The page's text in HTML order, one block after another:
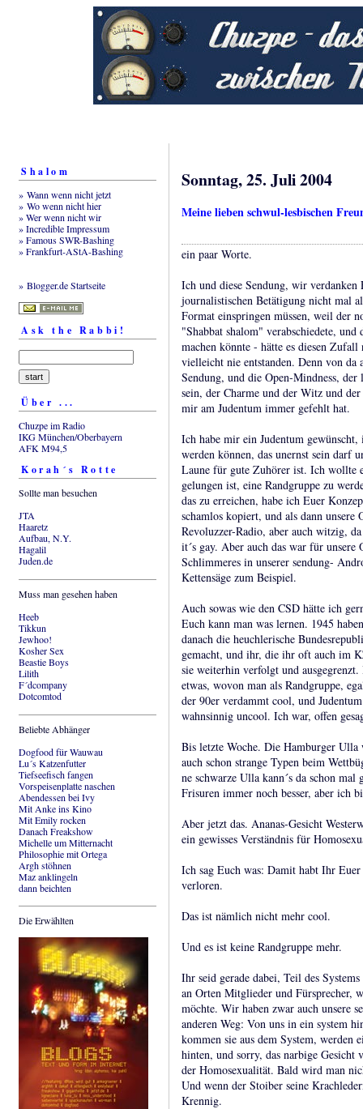
Shalom
» Wann wenn nicht jetzt
» Wo wenn nicht hier
» Wer wenn nicht wir
» Incredible Impressum
» Famous SWR-Bashing
» Frankfurt-AStA-Bashing
» Blogger.de Startseite
Ask the Rabbi!
Über ...
Chuzpe im Radio
IKG München/Oberbayern
AFK M94,5
Korah´s Rotte
Sollte man besuchen
JTA
Haaretz
Aufbau, N.Y.
Hagalil
Juden.de
Muss man gesehen haben
Heeb
Tikkun
Jewhoo!
Kosher Sex
Beastie Boys
Lilith
F´dcompany
Dotcomtod
Beliebte Abhänger
Dogfood für Wauwau
Lu´s Katzenfutter
Tiefseefisch fangen
Vorspeisenplatte naschen
Abendessen bei Ivy
Mit Anke ins Kino
Mit Emily rocken
Danach Freakshow
Michelle um Mitternacht
Philosophie mit Ortega
Argh stöhnen
Maz anklingeln
dann beichten
Die Erwählten
Sonntag, 25. Juli 2004
Meine lieben schwul-lesbischen
ein paar Worte.
Ich und diese Sendung, wir
journalistischen Betätigung nicht mal
Format einspringen müssen, weil der
"Shabbat shalom" verabschiedete,
machen könnte - hätte es diesen
vielleicht nie entstanden. Denn von
Sendung, und die Open-Mindness,
sein, der Charme und der Witz und
mir am Judentum immer gefehlt hat.
Ich habe mir ein Judentum gewünscht,
werden können, das unernst sein darf
Laune für gute Zuhörer ist. Ich wollte
gelungen ist, eine Randgruppe zu
das zu erreichen, habe ich Euer
schamlos kopiert, und als dann unsere
Revoluzzer-Radio, aber auch witzig,
it´s gay. Aber auch das war für unsere
Schlimmeres in unserer sendung-
Kettensäge zum Beispiel.
Auch sowas wie den CSD hätte ich
Euch kann man was lernen. 1945
danach die heuchlerische
gemacht, und ihr, die ihr oft auch im
sie weiterhin verfolgt und
etwas, wovon man als Randgruppe,
der 90er verdammt cool, und
wahnsinnig uncool. Ich war, offen
Bis letzte Woche. Die Hamburger
auch schon strange Typen beim
ne schwarze Ulla kann´s da schon
Frisuren immer noch besser, aber ich
Aber jetzt das. Ananas-Gesicht
ein gewisses Verständnis für
Ich sag Euch was: Damit habt Ihr
verloren.
Das ist nämlich nicht mehr cool.
Und es ist keine Randgruppe mehr.
Ihr seid gerade dabei, Teil des
an Orten Mitglieder und Fürsprecher,
möchte. Wir haben zwar auch unsere
anderen Weg: Von uns in ein system
kommen sie aus dem System, werden
hinten, und sorry, das narbige Gesicht
der Homosexualität. Bald wird man
Und wenn der Stoiber seine
Krennig.